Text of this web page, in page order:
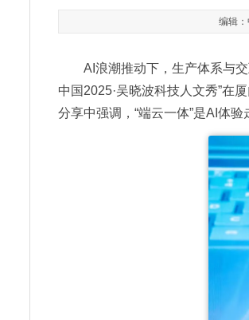
编辑
AI 浪潮推动下，生产体系与
中国2025·吴晓波科技人文秀”在
分享中强调，“端云一体”是AI体